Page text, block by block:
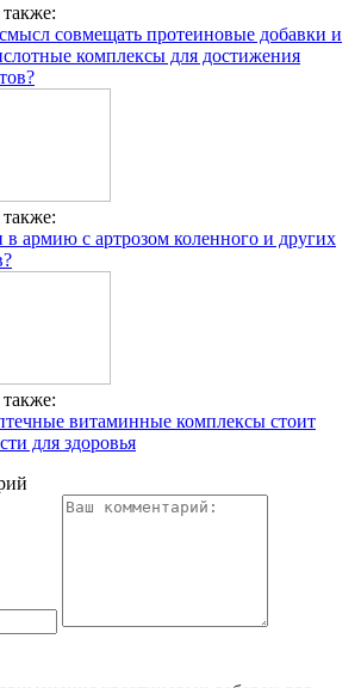
совмещать протеиновые добавки и
комплексы для достижения
в армию с артрозом коленного и других
витаминные комплексы стоит
для здоровья
НАМИ